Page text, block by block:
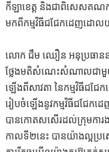
កីឡាខេត្ត និងជាពិសេសគណក
មកពីកម្មវិធីជជែកដេញដោលយុ
លោក ជឹម ឈឿន អនុប្រធានន
ថ្លែងមតិសំណេះសំណាលជាមួយ
ឡើងពីសាវតា នៃកម្មវិធីជជែ
រៀបចំឡើងនូវកម្មវិធីជជែកដ
បានកោតសសើរដល់ក្រុមការង
កាលទី២នេះ បានយ៉ាងល្អប្រ